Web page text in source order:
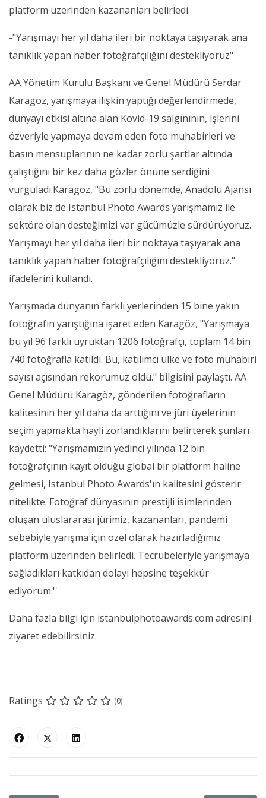
platform üzerinden kazananları belirledi.
-"Yarışmayı her yıl daha ileri bir noktaya taşıyarak ana
tanıklık yapan haber fotoğrafçılığını destekliyoruz"
AA Yönetim Kurulu Başkanı ve Genel Müdürü Serdar
Karagöz, yarışmaya ilişkin yaptığı değerlendirmede,
dünyayı etkisi altına alan Kovid-19 salgınının, işlerini
özveriyle yapmaya devam eden foto muhabirleri ve
basın mensuplarının ne kadar zorlu şartlar altında
çalıştığını bir kez daha gözler önüne serdiğini
vurguladı.Karagöz, "Bu zorlu dönemde, Anadolu Ajansı
olarak biz de Istanbul Photo Awards yarışmamız ile
sektöre olan desteğimizi var gücümüzle sürdürüyoruz.
Yarışmayı her yıl daha ileri bir noktaya taşıyarak ana
tanıklık yapan haber fotoğrafçılığını destekliyoruz."
ifadelerini kullandı.
Yarışmada dünyanın farklı yerlerinden 15 bine yakın
fotoğrafın yarıştığına işaret eden Karagöz, "Yarışmaya
bu yıl 96 farklı uyruktan 1206 fotoğrafçı, toplam 14 bin
740 fotoğrafla katıldı. Bu, katılımcı ülke ve foto muhabiri
sayısı açısından rekorumuz oldu." bilgisini paylaştı. AA
Genel Müdürü Karagöz, gönderilen fotoğrafların
kalitesinin her yıl daha da arttığını ve jüri üyelerinin
seçim yapmakta hayli zorlandıklarını belirterek şunları
kaydetti: "Yarışmamızın yedinci yılında 12 bin
fotoğrafçının kayıt olduğu global bir platform haline
gelmesi, Istanbul Photo Awards'ın kalitesini gösterir
nitelikte. Fotoğraf dünyasının prestijli isimlerinden
oluşan uluslararası jürimiz, kazananları, pandemi
sebebiyle yarışma için özel olarak hazırladığımız
platform üzerinden belirledi. Tecrübeleriyle yarışmaya
sağladıkları katkıdan dolayı hepsine teşekkür
ediyorum.''
Daha fazla bilgi için istanbulphotoawards.com adresini
ziyaret edebilirsiniz.
Ratings (0)